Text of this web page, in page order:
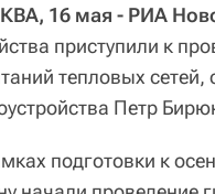
16 мая - РИА
приступили к
тепловых
Петр
подготовки к